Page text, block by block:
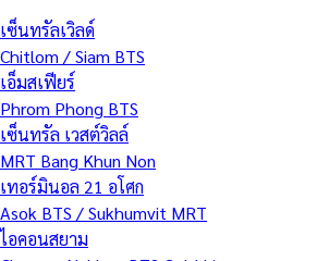
เซ็นทรัลเวิลด์
Chitlom / Siam BTS
เอ็มสเฟียร์
Phrom Phong BTS
เซ็นทรัล เวสต์วิลล์
MRT Bang Khun Non
เทอร์มินอล 21 อโศก
Asok BTS / Sukhumvit MRT
ไอคอนสยาม